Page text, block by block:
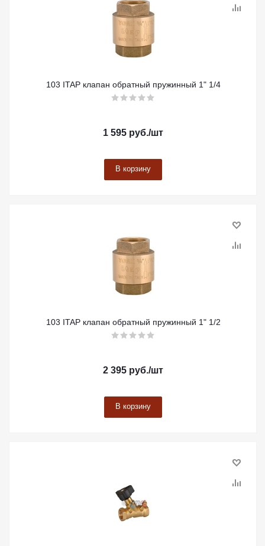
103 ITAP клапан обратный пружинный 1" 1/4
1 595 руб./шт
В корзину
103 ITAP клапан обратный пружинный 1" 1/2
2 395 руб./шт
В корзину